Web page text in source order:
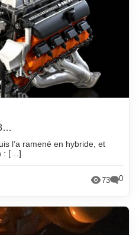
l’a ramené en hybride, et
: […]
73 0